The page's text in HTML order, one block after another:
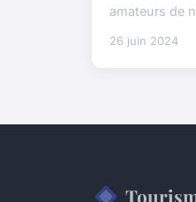
amateurs de
26 juin 2024